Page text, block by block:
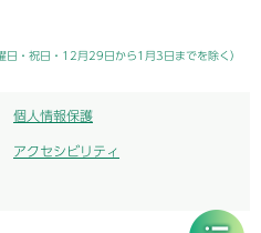
・祝日・12月29日から1月3日までを除く）
個人情報保護
アクセシビリティ